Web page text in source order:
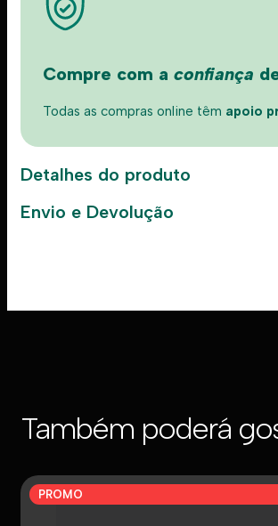
Compre com a confiança
Todas as compras online têm apoio
Detalhes do produto
Envio e Devolução
Também poderá
PROMO